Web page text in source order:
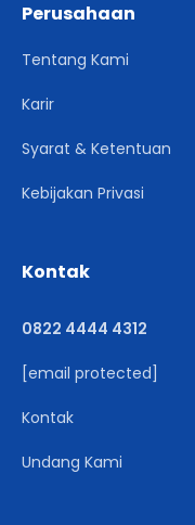
Perusahaan
Tentang Kami
Karir
Syarat & Ketentuan
Kebijakan Privasi
Kontak
0822 4444 4312
[email protected]
Kontak
Undang Kami